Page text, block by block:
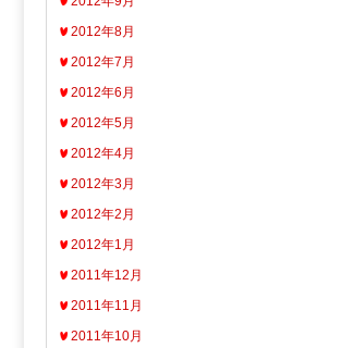
2012年8月
2012年7月
2012年6月
2012年5月
2012年4月
2012年3月
2012年2月
2012年1月
2011年12月
2011年11月
2011年10月